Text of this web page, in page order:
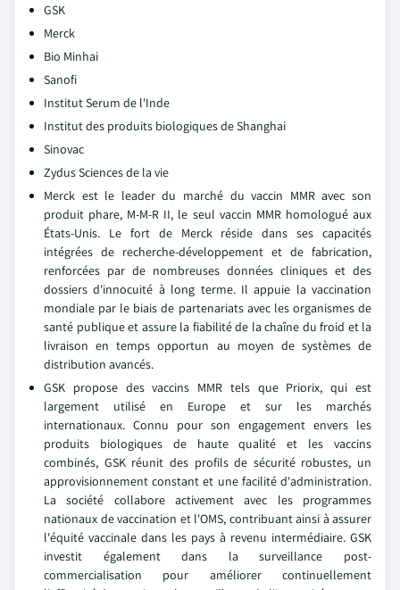
GSK
Merck
Bio Minhai
Sanofi
Institut Serum de l'Inde
Institut des produits biologiques de Shanghai
Sinovac
Zydus Sciences de la vie
Merck est le leader du marché du vaccin MMR avec son
produit phare, M-M-R II, le seul vaccin MMR homologué aux
États-Unis. Le fort de Merck réside dans ses capacités
intégrées de recherche-développement et de fabrication,
renforcées par de nombreuses données cliniques et des
dossiers d'innocuité à long terme. Il appuie la vaccination
mondiale par le biais de partenariats avec les organismes de
santé publique et assure la fiabilité de la chaîne du froid et la
livraison en temps opportun au moyen de systèmes de
distribution avancés.
GSK propose des vaccins MMR tels que Priorix, qui est
largement utilisé en Europe et sur les marchés
internationaux. Connu pour son engagement envers les
produits biologiques de haute qualité et les vaccins
combinés, GSK réunit des profils de sécurité robustes, un
approvisionnement constant et une facilité d'administration.
La société collabore activement avec les programmes
nationaux de vaccination et l'OMS, contribuant ainsi à assurer
l'équité vaccinale dans les pays à revenu intermédiaire. GSK
investit également dans la surveillance post-
commercialisation pour améliorer continuellement